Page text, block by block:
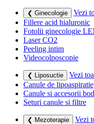
❮ Ginecologie
Vezi
Fillere acid hialuronic
Fotolii ginecologie
Laser CO2
Peeling intim
Videocolposcopie
❮ Liposuctie
Vezi
Canule de lipoaspiratie
Canule si accesorii
Seturi canule si filtre
❮ Mezoterapie
Vezi